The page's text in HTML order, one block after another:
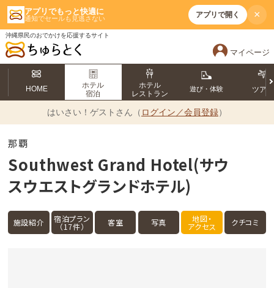
アプリでもっと快適に
通知でセールも見逃さない アプリで開く ×
沖縄県民のおでかけを応援するサイト
マイページ
HOME
ホテル
宿泊
ホテル
レストラン
遊び・体験 ツアー
はいさい！ ゲストさん（ ログイン／会員登録）
那覇
Southwest Grand Hotel(サウ
スウエストグランドホテル)
施設紹介 宿泊プラン
（17件） 客室 写真 地図・
アクセス クチコミ